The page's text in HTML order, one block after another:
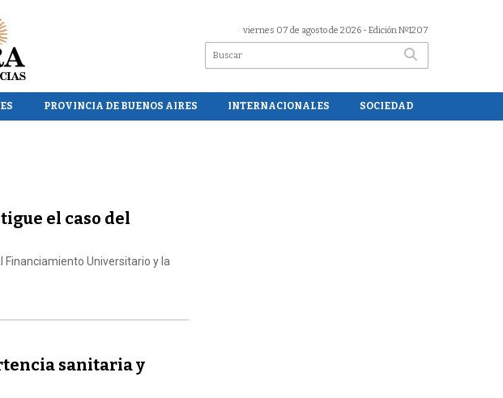
viernes 07 de agosto de 2026 - Edición Nº1207
PROVINCIA DE BUENOS AIRES INTERNACIONALES SOCIEDAD
el caso del
Financiamiento Universitario y la
sanitaria y